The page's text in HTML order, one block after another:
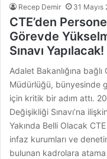
Recep Demir 31 Mayıs
CTE’den
Görevde
Sınavı Yapılacak!
Adalet Bakanlığına
Müdürlüğü, bünyesinde
için kritik bir adım attı.
Değişikliği Sınavı’na
Yakında Belli Olacak
infaz kurumları ve
bulunan kadrolara atama